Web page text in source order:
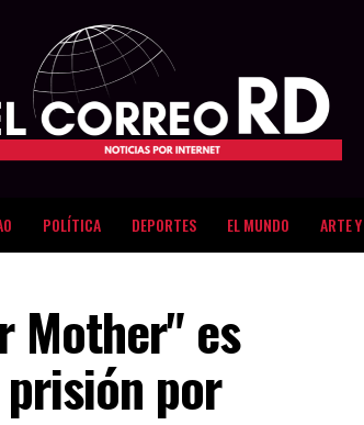
POLÍTICA DEPORTES EL MUNDO ARTE
Mother" es
por